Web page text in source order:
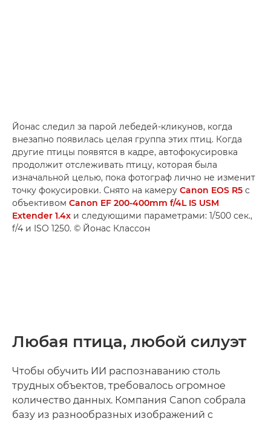
Йонас следил за парой лебедей-кликунов, когда
внезапно появилась целая группа этих птиц. Когда
другие птицы появятся в кадре, автофокусировка
продолжит отслеживать птицу, которая была
изначальной целью, пока фотограф лично не изменит
точку фокусировки. Снято на камеру Canon EOS R5 с
объективом Canon EF 200-400mm f/4L IS USM
Extender 1.4x и следующими параметрами: 1/500 сек.,
f/4 и ISO 1250. © Йонас Классон
Любая птица, любой силуэт
Чтобы обучить ИИ распознаванию столь
трудных объектов, требовалось огромное
количество данных. Компания Canon собрала
базу из разнообразных изображений с